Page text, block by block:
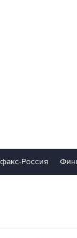
Россия